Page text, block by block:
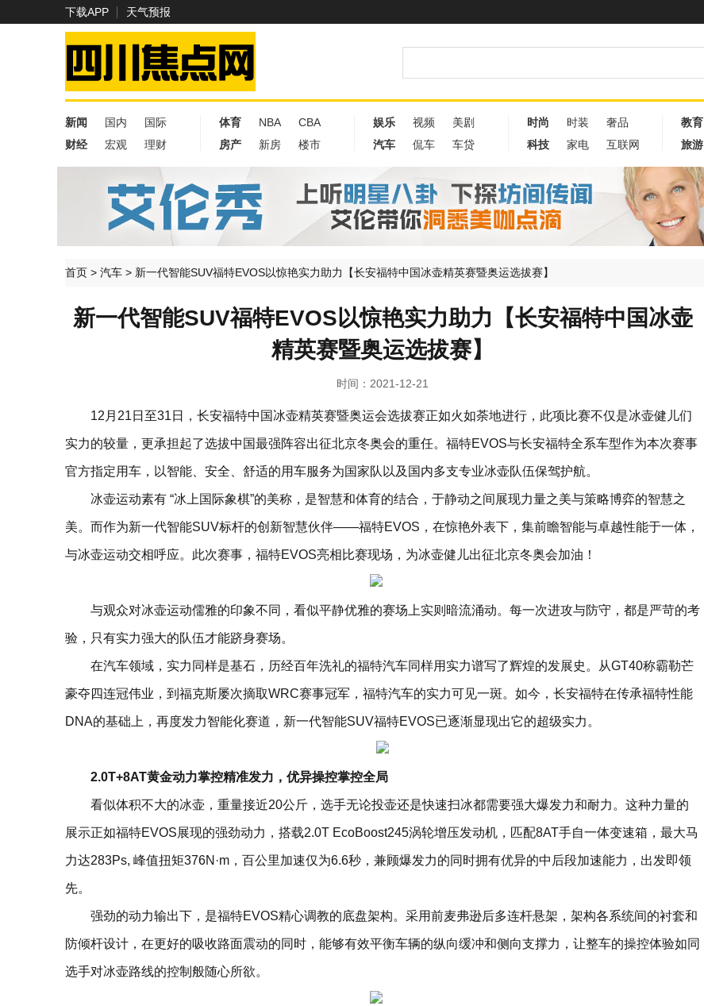
下载APP 天气预报
新闻 国内
国际
财经
宏观 理财
体育 NBA
CBA
房产
新房 楼市
娱乐 视频
美剧
汽车
侃车 车贷
时尚 时装
奢品
科技
家电 互联网
教育
旅游
首页 > 汽车 > 新一代智能SUV福特EVOS以惊艳实力助力【长安福特中国冰壶精英赛暨奥运选拔赛】
新一代智能SUV福特EVOS以惊艳实力助力【长安福特中国冰壶
精英赛暨奥运选拔赛】
时间：2021-12-21
12月21日至31日，长安福特中国冰壶精英赛暨奥运会选拔赛正如火如荼地进行，此项比赛不仅是冰壶健儿们
实力的较量，更承担起了选拔中国最强阵容出征北京冬奥会的重任。福特EVOS与长安福特全系车型作为本次赛事
官方指定用车，以智能、安全、舒适的用车服务为国家队以及国内多支专业冰壶队伍保驾护航。
冰壶运动素有 “冰上国际象棋”的美称，是智慧和体育的结合，于静动之间展现力量之美与策略博弈的智慧之
美。而作为新一代智能SUV标杆的创新智慧伙伴——福特EVOS，在惊艳外表下，集前瞻智能与卓越性能于一体，
与冰壶运动交相呼应。此次赛事，福特EVOS亮相比赛现场，为冰壶健儿出征北京冬奥会加油！
与观众对冰壶运动儒雅的印象不同，看似平静优雅的赛场上实则暗流涌动。每一次进攻与防守，都是严苛的考
验，只有实力强大的队伍才能跻身赛场。
在汽车领域，实力同样是基石，历经百年洗礼的福特汽车同样用实力谱写了辉煌的发展史。从GT40称霸勒芒
豪夺四连冠伟业，到福克斯屡次摘取WRC赛事冠军，福特汽车的实力可见一斑。如今，长安福特在传承福特性能
DNA的基础上，再度发力智能化赛道，新一代智能SUV福特EVOS已逐渐显现出它的超级实力。
2.0T+8AT黄金动力掌控精准发力，优异操控掌控全局
看似体积不大的冰壶，重量接近20公斤，选手无论投壶还是快速扫冰都需要强大爆发力和耐力。这种力量的
展示正如福特EVOS展现的强劲动力，搭载2.0T EcoBoost245涡轮增压发动机，匹配8AT手自一体变速箱，最大马
力达283Ps, 峰值扭矩376N·m，百公里加速仅为6.6秒，兼顾爆发力的同时拥有优异的中后段加速能力，出发即领
先。
强劲的动力输出下，是福特EVOS精心调教的底盘架构。采用前麦弗逊后多连杆悬架，架构各系统间的衬套和
防倾杆设计，在更好的吸收路面震动的同时，能够有效平衡车辆的纵向缓冲和侧向支撑力，让整车的操控体验如同
选手对冰壶路线的控制般随心所欲。